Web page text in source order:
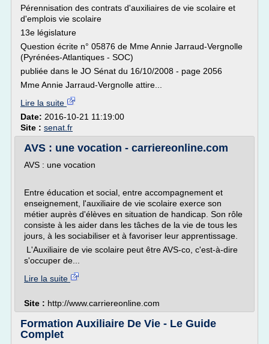
Pérennisation des contrats d'auxiliaires de vie scolaire et
d'emplois vie scolaire
13e législature
Question écrite n° 05876 de Mme Annie Jarraud-Vergnolle
(Pyrénées-Atlantiques - SOC)
publiée dans le JO Sénat du 16/10/2008 - page 2056
Mme Annie Jarraud-Vergnolle attire...
Lire la suite
Date: 2016-10-21 11:19:00
Site : senat.fr
AVS : une vocation - carriereonline.com
AVS : une vocation
Entre éducation et social, entre accompagnement et
enseignement, l'auxiliaire de vie scolaire exerce son
métier auprès d'élèves en situation de handicap. Son rôle
consiste à les aider dans les tâches de la vie de tous les
jours, à les sociabiliser et à favoriser leur apprentissage.
L'Auxiliaire de vie scolaire peut être AVS-co, c'est-à-dire
s'occuper de...
Lire la suite
Site : http://www.carriereonline.com
Formation Auxiliaire De Vie - Le Guide
Complet